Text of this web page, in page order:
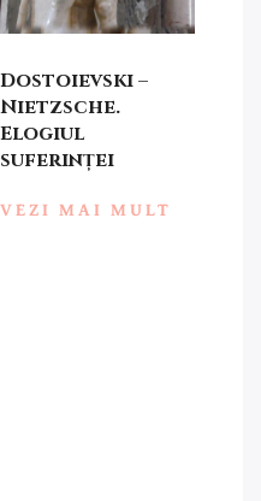
Dostoievski –
Nietzsche.
Elogiul
suferinței
VEZI MAI MULT